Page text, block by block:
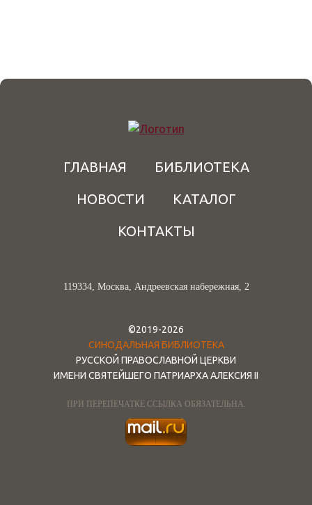
ГЛАВНАЯ
БИБЛИОТЕКА
НОВОСТИ
КАТАЛОГ
КОНТАКТЫ
119334, Москва, Андреевская набережная, 2
©2019-2026
СИНОДАЛЬНАЯ БИБЛИОТЕКА
РУССКОЙ ПРАВОСЛАВНОЙ ЦЕРКВИ
ИМЕНИ СВЯТЕЙШЕГО ПАТРИАРХА АЛЕКСИЯ II
ПРИ ПЕРЕПЕЧАТКЕ ССЫЛКА ОБЯЗАТЕЛЬНА.